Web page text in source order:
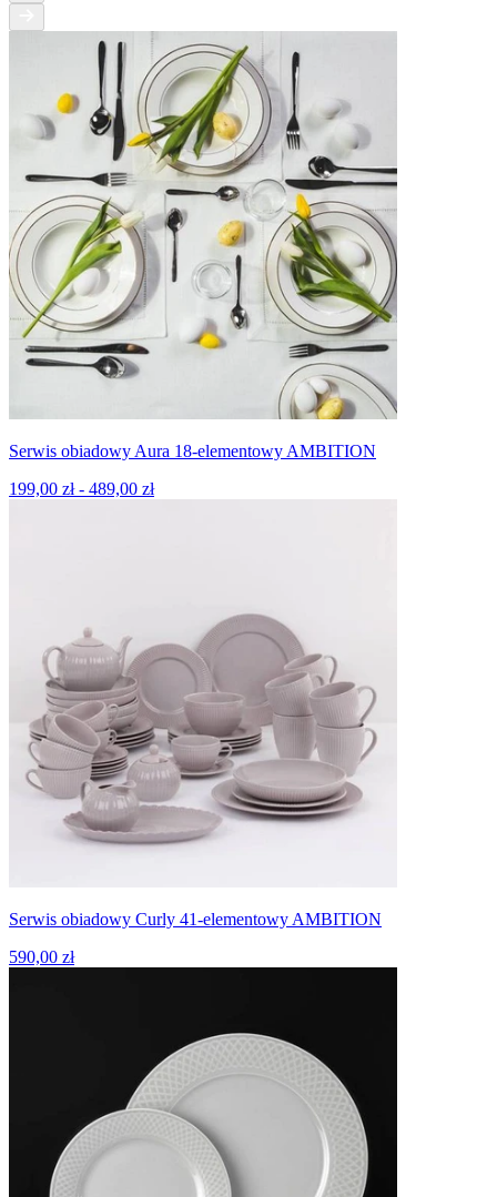
Serwis obiadowy Aura 18-elementowy AMBITION
199,00 zł - 489,00 zł
Serwis obiadowy Curly 41-elementowy AMBITION
590,00 zł